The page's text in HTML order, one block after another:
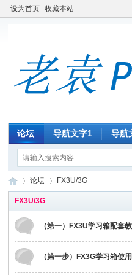
设为首页 收藏本站
论坛 导航文字1 导航
»
论坛 FX3U/3G
FX3U/3G
（第一）FX3U学习箱配套
（第一步）FX3G学习箱使